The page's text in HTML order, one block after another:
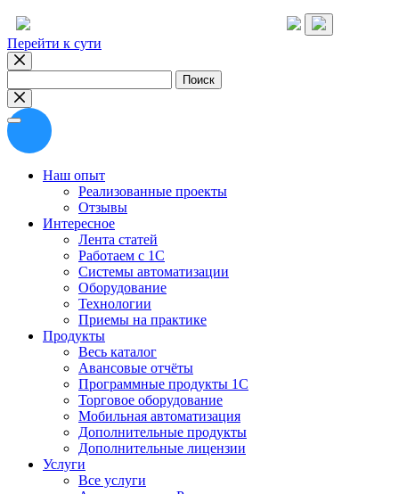
Перейти к сути
Наш опыт
Реализованные проекты
Отзывы
Интересное
Лента статей
Работаем с 1С
Системы автоматизации
Оборудование
Технологии
Приемы на практике
Продукты
Весь каталог
Авансовые отчёты
Программные продукты 1С
Торговое оборудование
Мобильная автоматизация
Дополнительные продукты
Дополнительные лицензии
Услуги
Все услуги